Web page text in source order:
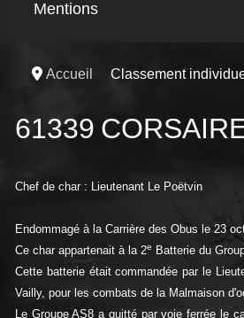
Mentions
Accueil Classement
61339
Chef de char : Lieutenant Le Poëtvin
Endommagé à la Carrière des Obus le 23
Ce char appartenait à la 2e Batterie du
Cette batterie était commandée par le
Vailly, pour les combats de la Malmaison
Le Groupe AS8 a quitté par voie ferrée le